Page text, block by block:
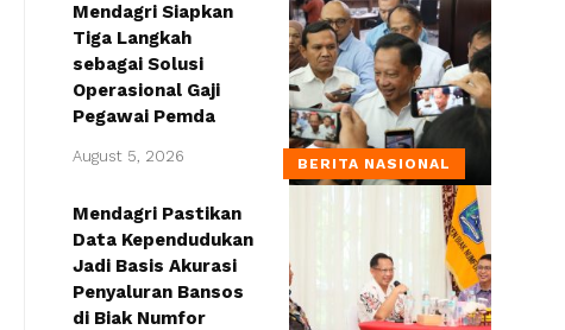
BERITA NASIONAL
Mendagri Siapkan
Tiga Langkah
sebagai Solusi
Operasional Gaji
Pegawai Pemda
August 5, 2026
Mendagri Pastikan
Data Kependudukan
Jadi Basis Akurasi
Penyaluran Bansos
di Biak Numfor